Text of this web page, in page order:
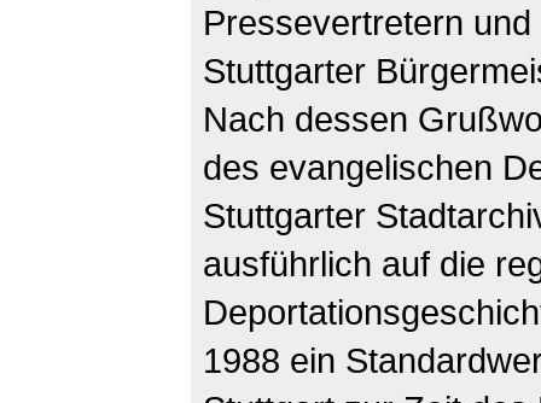
Pressevertretern
Stuttgarter
Nach dessen
des evangelischen
Stuttgarter
ausführlich auf die
1988 ein